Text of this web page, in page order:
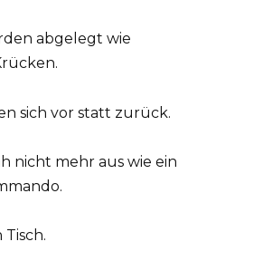
abgelegt wie
sich vor statt zurück.
nicht mehr aus wie ein
Tisch.